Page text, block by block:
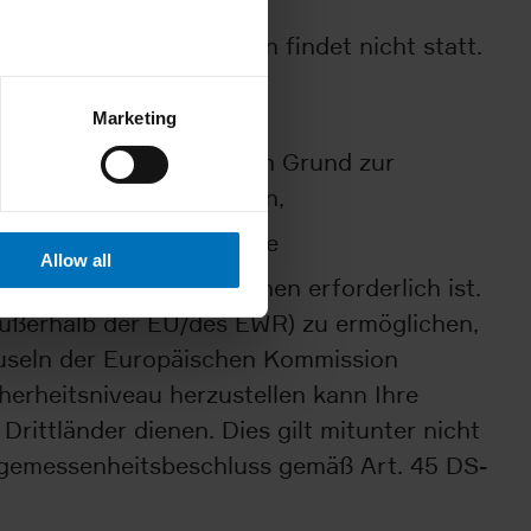
Marketing
Allow all
aufgeführten Zwecken findet nicht statt.
zulässig ist und kein Grund zur
Ihrer Daten haben,
besteht, sowie
mit Ihnen erforderlich ist.
der EU/des EWR) zu ermöglichen,
der Europäischen Kommission
herzustellen kann Ihre
dienen. Dies gilt mitunter nicht
gemäß Art. 45 DS-